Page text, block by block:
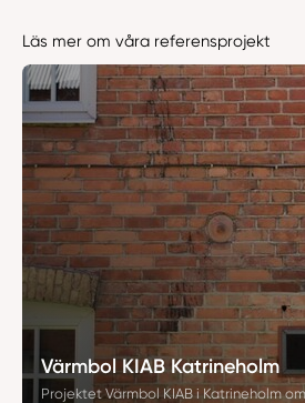
Läs mer om våra referensprojekt
Värmbol KIAB Katrineholm